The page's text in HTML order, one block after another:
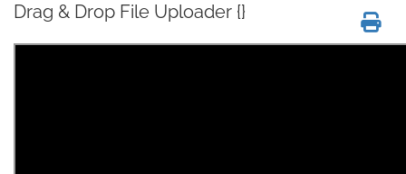
Drag & Drop File Uploader {}